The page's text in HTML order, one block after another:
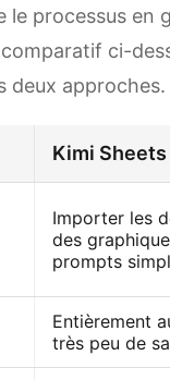
le processus
ci-
deux approches.
Kimi Sheets
Importer les
des
prompts
Entièrement
très peu de